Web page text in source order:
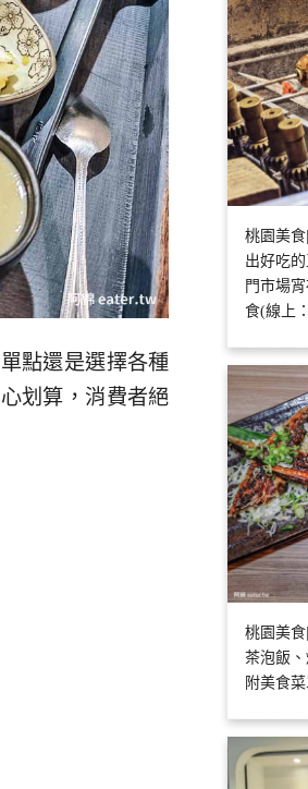
點還是選擇各種
划算，消費者絕
桃園美
出好吃
門市場
食(線上
桃園美
茶泡飯
附美食